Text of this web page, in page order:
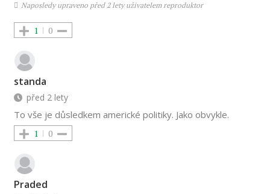
Naposledy upraveno před 2 lety uživatelem reproduktor
1 0
standa
před 2 lety
To vše je důsledkem americké politiky. Jako obvykle.
1 0
Praded